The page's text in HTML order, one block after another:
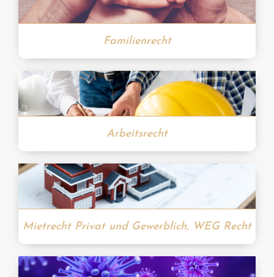
Familienrecht
Arbeitsrecht
Mietrecht Privat und Gewerblich, WEG Recht